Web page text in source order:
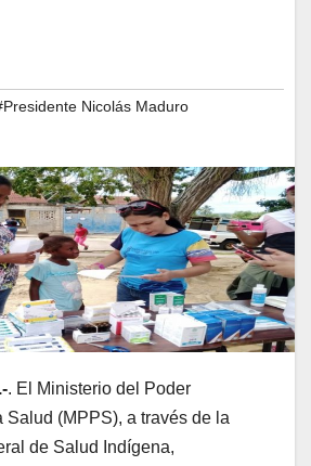
Nicolás Maduro
. El Ministerio del Poder
Salud (MPPS), a través de la
de Salud Indígena,